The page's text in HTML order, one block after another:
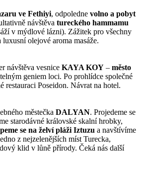
ve Fethiyi, odpoledne volno a pobyt
návštěva tureckého hammamu
v mýdlové lázni). Zážitek pro všechny
olejové aroma masáže.
návštěva vesnice KAYA KOY – město
geniem loci. Po prohlídce společné
restauraci Poseidon. Návrat na hotel.
městečka DALYAN. Projedeme se
starodávné královské skalní hrobky,
se na želví pláži Iztuzu a navštívíme
z nejzelenějších míst Turecka,
klid v lůně přírody. Čeká nás další